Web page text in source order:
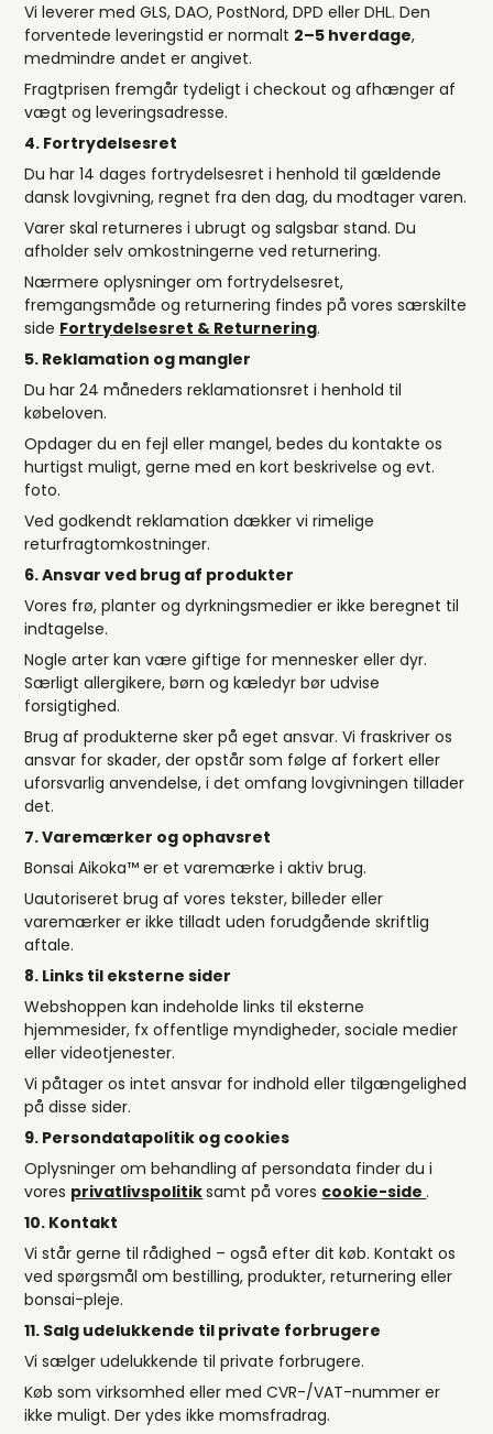
Vi leverer med GLS, DAO, PostNord, DPD eller DHL. Den
forventede leveringstid er normalt 2–5 hverdage,
medmindre andet er angivet.
Fragtprisen fremgår tydeligt i checkout og afhænger af
vægt og leveringsadresse.
4. Fortrydelsesret
Du har 14 dages fortrydelsesret i henhold til gældende
dansk lovgivning, regnet fra den dag, du modtager varen.
Varer skal returneres i ubrugt og salgsbar stand. Du
afholder selv omkostningerne ved returnering.
Nærmere oplysninger om fortrydelsesret,
fremgangsmåde og returnering findes på vores særskilte
side Fortrydelsesret & Returnering.
5. Reklamation og mangler
Du har 24 måneders reklamationsret i henhold til
købeloven.
Opdager du en fejl eller mangel, bedes du kontakte os
hurtigst muligt, gerne med en kort beskrivelse og evt.
foto.
Ved godkendt reklamation dækker vi rimelige
returfragtomkostninger.
6. Ansvar ved brug af produkter
Vores frø, planter og dyrkningsmedier er ikke beregnet til
indtagelse.
Nogle arter kan være giftige for mennesker eller dyr.
Særligt allergikere, børn og kæledyr bør udvise
forsigtighed.
Brug af produkterne sker på eget ansvar. Vi fraskriver os
ansvar for skader, der opstår som følge af forkert eller
uforsvarlig anvendelse, i det omfang lovgivningen tillader
det.
7. Varemærker og ophavsret
Bonsai Aikoka™️ er et varemærke i aktiv brug.
Uautoriseret brug af vores tekster, billeder eller
varemærker er ikke tilladt uden forudgående skriftlig
aftale.
8. Links til eksterne sider
Webshoppen kan indeholde links til eksterne
hjemmesider, fx offentlige myndigheder, sociale medier
eller videotjenester.
Vi påtager os intet ansvar for indhold eller tilgængelighed
på disse sider.
9. Persondatapolitik og cookies
Oplysninger om behandling af persondata finder du i
vores privatlivspolitiksamt på vores cookie-side.
10. Kontakt
Vi står gerne til rådighed – også efter dit køb. Kontakt os
ved spørgsmål om bestilling, produkter, returnering eller
bonsai-pleje.
11. Salg udelukkende til private forbrugere
Vi sælger udelukkende til private forbrugere.
Køb som virksomhed eller med CVR-/VAT-nummer er
ikke muligt. Der ydes ikke momsfradrag.